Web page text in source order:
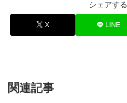
シェアする
X LINE
関連記事